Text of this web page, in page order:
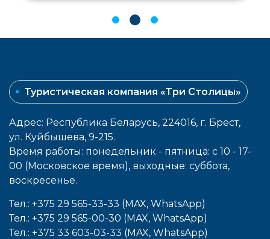
Туристическая компания «Три Столицы»
Адрес: Республика Беларусь, 224016, г. Брест,
ул. Куйбышева, 9-215.
Время работы: понедельник - пятница: с 10 - 17-
00 (Московское время), выходные: cуббота,
воcкресенье.
Тел.: +375 29 565-33-33 (MAX, WhatsApp)
Тел.: +375 29 565-00-30 (MAX, WhatsApp)
Тел.: +375 33 603-03-33 (MAX, WhatsApp)